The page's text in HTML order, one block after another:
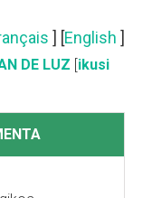
] [English ]
DE LUZ [ikusi